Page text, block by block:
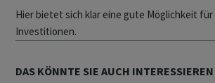
Hier bietet sich klar eine gute Möglichkeit
Investitionen.
DAS KÖNNTE SIE AUCH INTERESSIEREN